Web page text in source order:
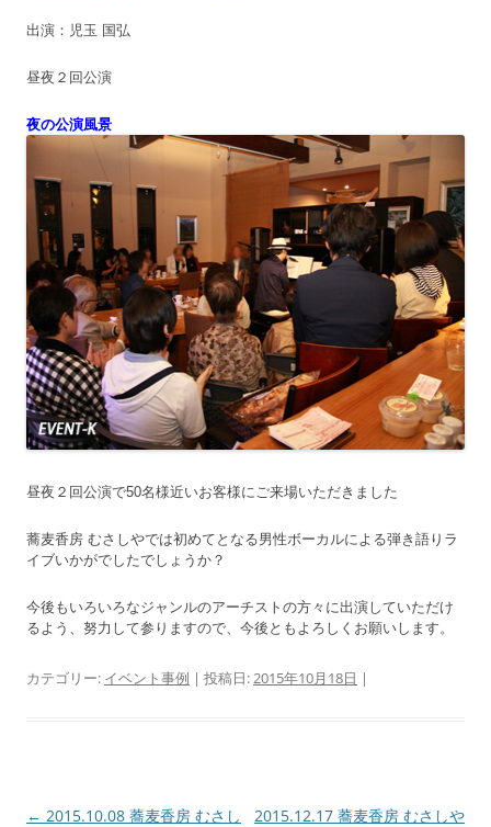
出演：児玉 国弘
昼夜２回公演
夜の公演風景
昼夜２回公演で50名様近いお客様にご来場いただきました
蕎麦香房 むさしやでは初めてとなる男性ボーカルによる弾き語りラ
イブいかがでしたでしょうか？
今後もいろいろなジャンルのアーチストの方々に出演していただけ
るよう、努力して参りますので、今後ともよろしくお願いします。
カテゴリー: イベント事例 | 投稿日:2015年10月18日 |
投
← 2015.10.08 蕎麦香房 むさし
2015.12.17 蕎麦香房 むさしや